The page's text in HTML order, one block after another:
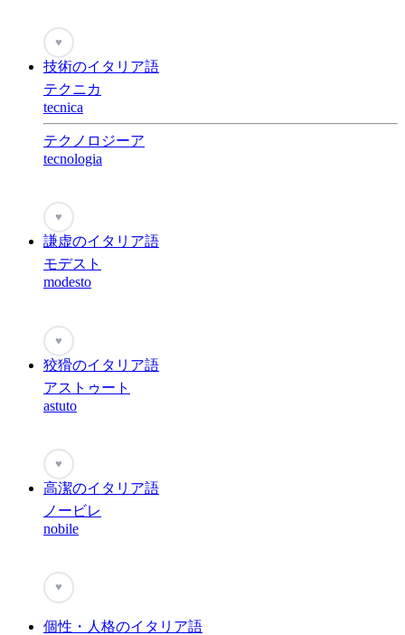
♥
技術のイタリア語
テクニカ
tecnica
テクノロジーア
tecnologia
♥
謙虚のイタリア語
モデスト
modesto
♥
狡猾のイタリア語
アストゥート
astuto
♥
高潔のイタリア語
ノービレ
nobile
♥
個性・人格のイタリア語